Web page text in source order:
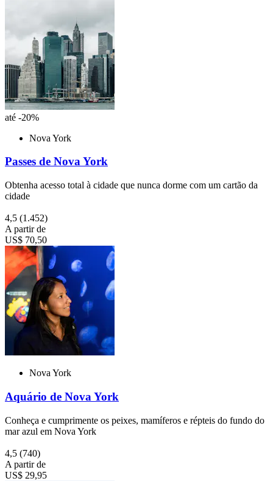
até -20%
Nova York
Passes de Nova York
Obtenha acesso total à cidade que nunca dorme com um cartão da
cidade
4,5 (1.452)
A partir de
US$ 70,50
Nova York
Aquário de Nova York
Conheça e cumprimente os peixes, mamíferos e répteis do fundo do
mar azul em Nova York
4,5 (740)
A partir de
US$ 29,95